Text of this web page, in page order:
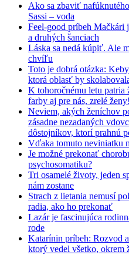
Ako sa zbaviť
Sassi – voda
Feel-good príbeh Mačkári
a druhých šanciach
Láska sa nedá kúpiť. Ale
chvíľu
Toto je dobrá otázka:
ktorá oblasť by
K tohoročnému letu
farby aj pre nás, zrelé ženy!
Neviem, akých ženíchov
zásadne nezadaných
dôstojníkov, ktorí prahnú
Vďaka tomuto neviniatku
Je možné prekonať
psychosomatiku?
Tri osamelé životy, jeden
nám zostane
Strach z lietania nemusí
radia, ako ho prekonať
Lazár je fascinujúca
rode
Katarínin príbeh: Rozvod
ktorý vedel všetko, okrem